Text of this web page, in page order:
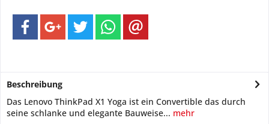
Beschreibung
Das Lenovo ThinkPad X1 Yoga ist ein Convertible das durch
seine schlanke und elegante Bauweise... mehr